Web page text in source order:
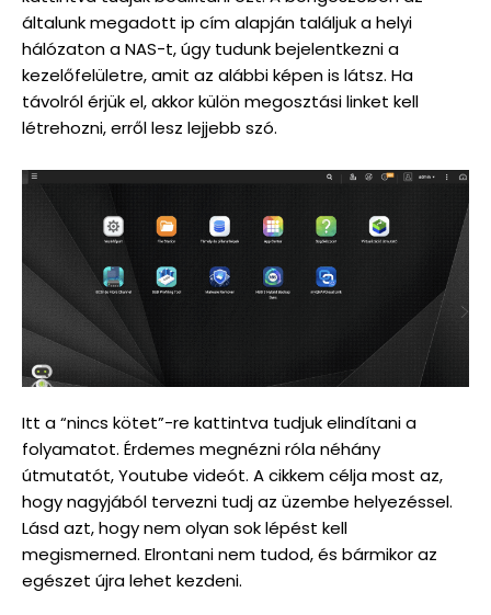
általunk megadott ip cím alapján találjuk a helyi
hálózaton a NAS-t, úgy tudunk bejelentkezni a
kezelőfelületre, amit az alábbi képen is látsz. Ha
távolról érjük el, akkor külön megosztási linket kell
létrehozni, erről lesz lejjebb szó.
Itt a “nincs kötet”-re kattintva tudjuk elindítani a
folyamatot. Érdemes megnézni róla néhány
útmutatót, Youtube videót. A cikkem célja most az,
hogy nagyjából tervezni tudj az üzembe helyezéssel.
Lásd azt, hogy nem olyan sok lépést kell
megismerned. Elrontani nem tudod, és bármikor az
egészet újra lehet kezdeni.